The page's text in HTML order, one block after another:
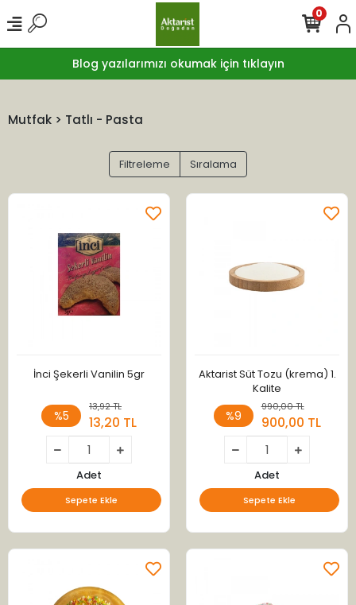
Blog yazılarımızı okumak için tıklayın
0
Mutfak > Tatlı - Pasta
Filtreleme Sıralama
İnci Şekerli Vanilin 5gr
%5
13,92 TL
13,20 TL
Adet
Sepete Ekle
Aktarist Süt Tozu (krema) 1.
Kalite
%9
990,00 TL
900,00 TL
Adet
Sepete Ekle